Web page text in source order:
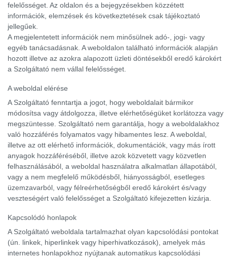
felelősséget. Az oldalon és a bejegyzésekben közzétett
információk, elemzések és következtetések csak tájékoztató
jellegűek.
A megjelentetett információk nem minősülnek adó-, jogi- vagy
egyéb tanácsadásnak. A weboldalon található információk alapján
hozott illetve az azokra alapozott üzleti döntésekből eredő károkért
a Szolgáltató nem vállal felelősséget.
A weboldal elérése
A Szolgáltató fenntartja a jogot, hogy weboldalait bármikor
módosítsa vagy átdolgozza, illetve elérhetőségüket korlátozza vagy
megszüntesse. Szolgáltató nem garantálja, hogy a weboldalakhoz
való hozzáférés folyamatos vagy hibamentes lesz. A weboldal,
illetve az ott elérhető információk, dokumentációk, vagy más írott
anyagok hozzáféréséből, illetve azok közvetett vagy közvetlen
felhasználásából, a weboldal használatra alkalmatlan állapotából,
vagy a nem megfelelő működésből, hiányosságból, esetleges
üzemzavarból, vagy félreérhetőségből eredő károkért és/vagy
veszteségért való felelősséget a Szolgáltató kifejezetten kizárja.
Kapcsolódó honlapok
A Szolgáltató weboldala tartalmazhat olyan kapcsolódási pontokat
(ún. linkek, hiperlinkek vagy hiperhivatkozások), amelyek más
internetes honlapokhoz nyújtanak automatikus kapcsolódási